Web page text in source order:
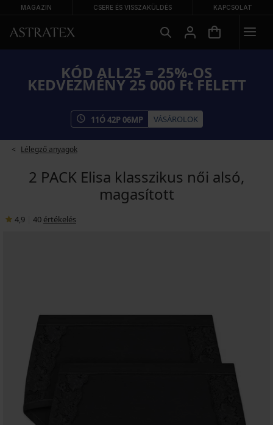
MAGAZIN CSERE ÉS VISSZAKÜLDÉS KAPCSOLAT
KÓD ALL25 = 25%-OS
KEDVEZMÉNY 25 000 Ft FELETT
11Ó42P06MP VÁSÁROLOK
Lélegző anyagok
2 PACK Elisa klasszikus női alsó,
magasított
4,9 40 értékelés